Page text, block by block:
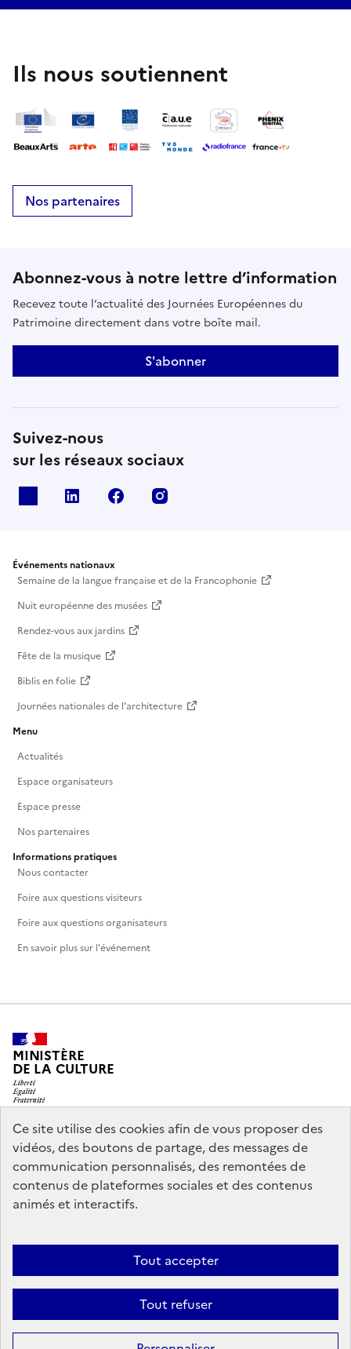
Ce site utilise des cookies afin de vous proposer des
vidéos, des boutons de partage, des messages de
communication personnalisés, des remontées de
contenus de plateformes sociales et des contenus
animés et interactifs.
Tout accepter
Tout refuser
Ils nous soutiennent
Nos partenaires
Abonnez-vous à notre lettre d’information
Recevez toute l’actualité des Journées Européennes du
Patrimoine directement dans votre boîte mail.
S'abonner
Suivez-nous
sur les réseaux sociaux
Linkedin Facebook
Événements nationaux
Semaine de la langue française et de la Francophonie
Nuit européenne des musées
Rendez-vous aux jardins
Fête de la musique
Biblis en folie
Journées nationales de l'architecture
Menu
Actualités
Espace organisateurs
Espace presse
Nos partenaires
Informations pratiques
Nous contacter
Foire aux questions visiteurs
Foire aux questions organisateurs
En savoir plus sur l'événement
MINISTÈRE
DE LA CULTURE
legifrance.gouv.fr
info.gouv.fr
service-public.gouv.fr
data.gouv.fr
Mentions légales
Sauf mention contraire, tous les contenus de ce site sont sous